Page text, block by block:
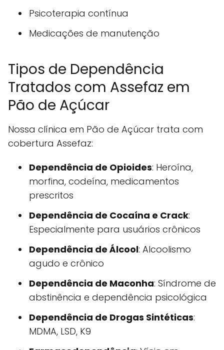
Psicoterapia contínua
Medicações de manutenção
Tipos de Dependência
Tratados com Assefaz em
Pão de Açúcar
Nossa clínica em Pão de Açúcar trata com
cobertura Assefaz:
Dependência de Opioides: Heroína,
morfina, codeína, medicamentos
prescritos
Dependência de Cocaína e Crack:
Especialmente para usuários crônicos
Dependência de Álcool: Alcoolismo
agudo e crônico
Dependência de Maconha: Síndrome de
abstinência e dependência psicológica
Dependência de Drogas Sintéticas:
MDMA, LSD, K9